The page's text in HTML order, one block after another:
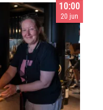
10:00
20 jun